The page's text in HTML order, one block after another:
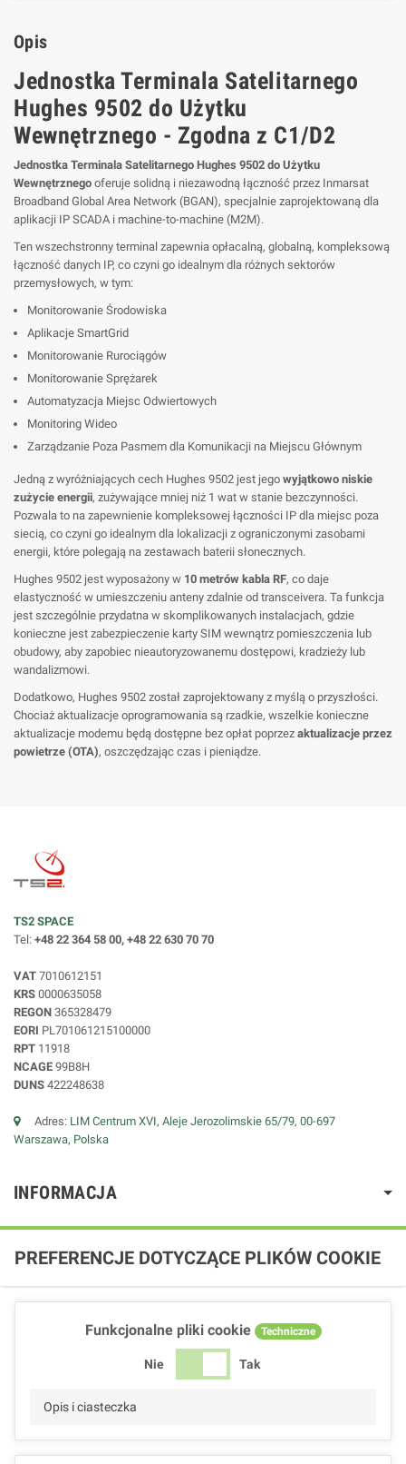
Opis
Jednostka Terminala Satelitarnego
Hughes 9502 do Użytku
Wewnętrznego - Zgodna z C1/D2
Jednostka Terminala Satelitarnego Hughes 9502 do Użytku
Wewnętrznego oferuje solidną i niezawodną łączność przez Inmarsat
Broadband Global Area Network (BGAN), specjalnie zaprojektowaną dla
aplikacji IP SCADA i machine-to-machine (M2M).
Ten wszechstronny terminal zapewnia opłacalną, globalną, kompleksową
łączność danych IP, co czyni go idealnym dla różnych sektorów
przemysłowych, w tym:
Monitorowanie Środowiska
Aplikacje SmartGrid
Monitorowanie Rurociągów
Monitorowanie Sprężarek
Automatyzacja Miejsc Odwiertowych
Monitoring Wideo
Zarządzanie Poza Pasmem dla Komunikacji na Miejscu Głównym
Jedną z wyróżniających cech Hughes 9502 jest jego wyjątkowo niskie
zużycie energii, zużywające mniej niż 1 wat w stanie bezczynności.
Pozwala to na zapewnienie kompleksowej łączności IP dla miejsc poza
siecią, co czyni go idealnym dla lokalizacji z ograniczonymi zasobami
energii, które polegają na zestawach baterii słonecznych.
Hughes 9502 jest wyposażony w 10 metrów kabla RF, co daje
elastyczność w umieszczeniu anteny zdalnie od transceivera. Ta funkcja
jest szczególnie przydatna w skomplikowanych instalacjach, gdzie
konieczne jest zabezpieczenie karty SIM wewnątrz pomieszczenia lub
obudowy, aby zapobiec nieautoryzowanemu dostępowi, kradzieży lub
wandalizmowi.
Dodatkowo, Hughes 9502 został zaprojektowany z myślą o przyszłości.
Chociaż aktualizacje oprogramowania są rzadkie, wszelkie konieczne
aktualizacje modemu będą dostępne bez opłat poprzez aktualizacje przez
powietrze (OTA), oszczędzając czas i pieniądze.
TS2 SPACE
Tel: +48 22 364 58 00, +48 22 630 70 70
VAT 7010612151
KRS 0000635058
REGON 365328479
EORI PL701061215100000
RPT 11918
NCAGE 99B8H
DUNS 422248638
Adres: LIM Centrum XVI, Aleje Jerozolimskie 65/79, 00-697
Warszawa, Polska
INFORMACJA
PREFERENCJE DOTYCZĄCE PLIKÓW COOKIE
Funkcjonalne pliki cookie Techniczne
Nie Tak
Opis i ciasteczka